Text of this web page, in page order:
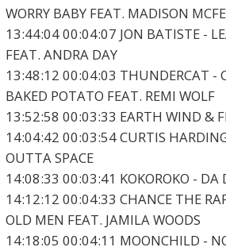
WORRY BABY FEAT. MADISON
13:44:04 00:04:07 JON BATISTE -
FEAT. ANDRA DAY
13:48:12 00:04:03 THUNDERCAT -
BAKED POTATO FEAT. REMI WOLF
13:52:58 00:03:33 EARTH WIND &
14:04:42 00:03:54 CURTIS
OUTTA SPACE
14:08:33 00:03:41 KOKOROKO - DA
14:12:12 00:04:33 CHANCE THE
OLD MEN FEAT. JAMILA WOODS
14:18:05 00:04:11 MOONCHILD -